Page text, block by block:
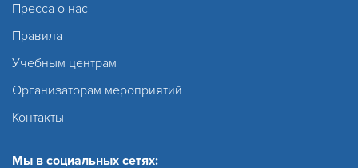
Пресса о нас
Правила
Учебным центрам
Организаторам мероприятий
Контакты
Мы в социальных сетях: